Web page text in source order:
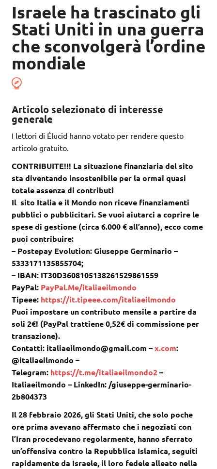
Israele ha trascinato gli
Stati Uniti in una guerra
che sconvolgerà l’ordine
mondiale
Articolo selezionato di interesse
generale
I lettori di Élucid hanno votato per rendere questo
articolo gratuito.
CONTRIBUITE!!! La situazione finanziaria del sito
sta diventando insostenibile per la ormai quasi
totale assenza di contributi
Il sito Italia e il Mondo non riceve finanziamenti
pubblici o pubblicitari. Se vuoi aiutarci a coprire le
spese di gestione (circa 6.000 € all’anno), ecco come
puoi contribuire:
– Postepay Evolution: Giuseppe Germinario –
5333171135855704;
– IBAN: IT30D3608105138261529861559
PayPal: PayPal.Me/italiaeilmondo
Tipeee: https://it.tipeee.com/italiaeilmondo
Puoi impostare un contributo mensile a partire da
soli 2€! (PayPal trattiene 0,52€ di commissione per
transazione).
Contatti: italiaeilmondo@gmail.com –x.com:
@italiaeilmondo –
Telegram: https://t.me/italiaeilmondo2–
Italiaeilmondo – LinkedIn: /giuseppe-germinario-
2b804373
Il 28 febbraio 2026, gli Stati Uniti, che solo poche
ore prima avevano affermato che i negoziati con
l’Iran procedevano regolarmente, hanno sferrato
un’offensiva contro la Repubblica Islamica, seguiti
rapidamente da Israele, il loro fedele alleato nella